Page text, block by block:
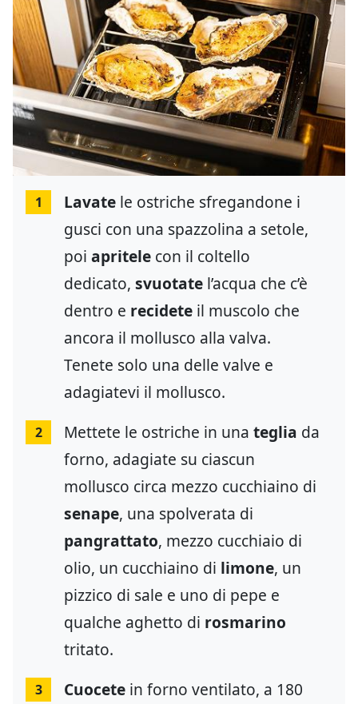
1 Lavate le ostriche sfregandone i
gusci con una spazzolina a setole,
poi apritele con il coltello
dedicato, svuotate l’acqua che c’è
dentro e recidete il muscolo che
ancora il mollusco alla valva.
Tenete solo una delle valve e
adagiatevi il mollusco.
2 Mettete le ostriche in una teglia da
forno, adagiate su ciascun
mollusco circa mezzo cucchiaino di
senape, una spolverata di
pangrattato, mezzo cucchiaio di
olio, un cucchiaino di limone, un
pizzico di sale e uno di pepe e
qualche aghetto di rosmarino
tritato.
3 Cuocete in forno ventilato, a 180